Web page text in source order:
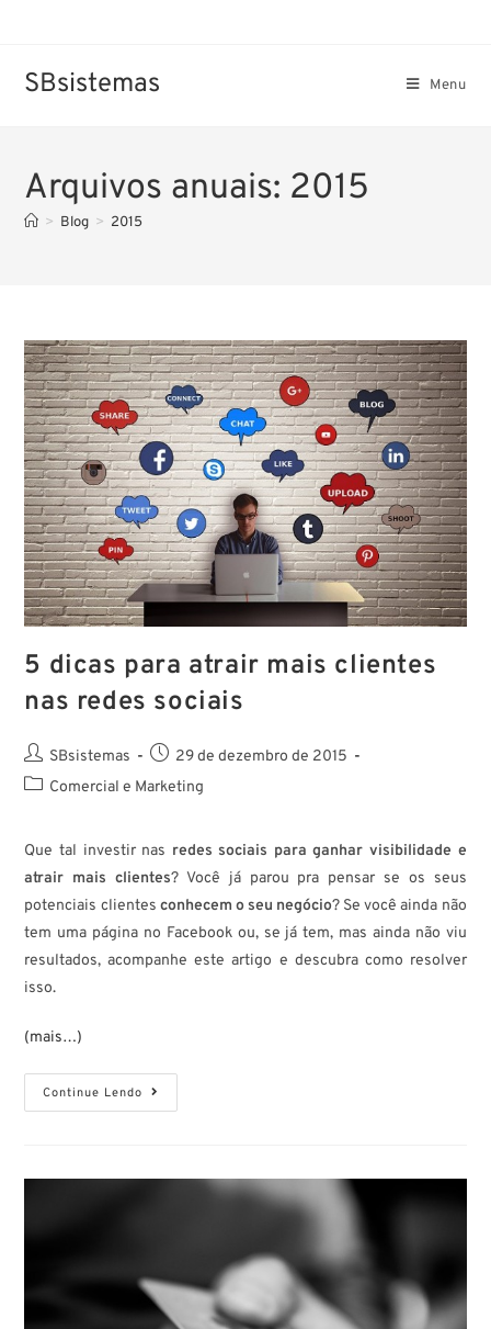
SBsistemas Menu
Arquivos anuais: 2015
> Blog > 2015
5 dicas para atrair mais clientes
nas redes sociais
SBsistemas
29 de dezembro de 2015
Comercial e Marketing
Que tal investir nas redes sociais para ganhar visibilidade e
atrair mais clientes? Você já parou pra pensar se os seus
potenciais clientes conhecem o seu negócio? Se você ainda não
tem uma página no Facebook ou, se já tem, mas ainda não viu
resultados, acompanhe este artigo e descubra como resolver
isso.
(mais…)
Continue Lendo